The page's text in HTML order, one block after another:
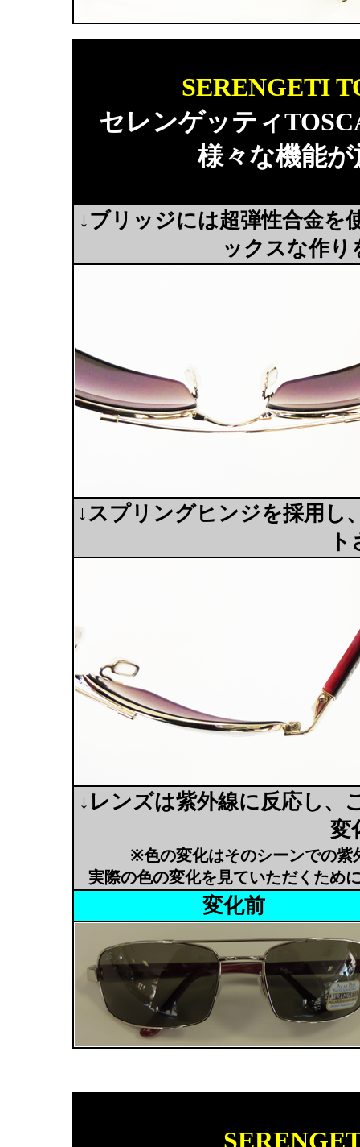
SERENGETI
セレンゲッティ
様々な機能
↓ブリッジには超弾性合金を
ックスな作り
↓スプリングヒンジを採用し
↓レンズは紫外線に反応し、
変
※色の変化はそのシーンでの紫
実際の色の変化を見ていただくため
変化前